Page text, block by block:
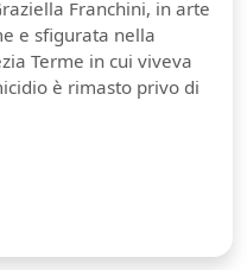
Franchini, in arte
e sfigurata nella
Terme in cui viveva
è rimasto privo di